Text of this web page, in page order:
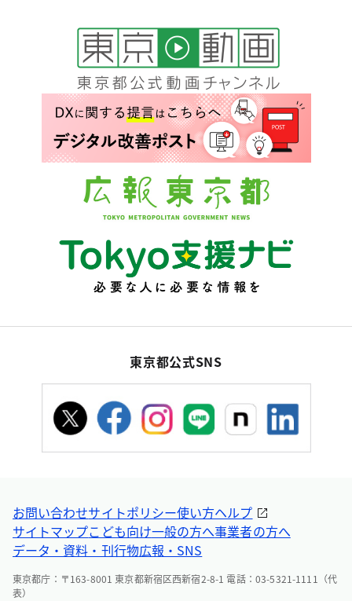
東京都公式SNS
お問い合わせサイトポリシー使い方ヘルプ
サイトマップこども向け一般の方へ事業者の方へ
データ・資料・刊行物広報・SNS
東京都庁：〒163-8001 東京都新宿区西新宿2-8-1 電話：03-5321-1111（代
表）